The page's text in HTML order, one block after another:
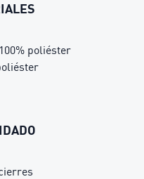
poliéster